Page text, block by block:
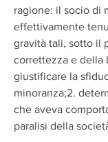
ragione: il socio di
effettivamente
gravità tali, sotto il
correttezza e della
giustificare la
minoranza;2.
che aveva
paralisi della